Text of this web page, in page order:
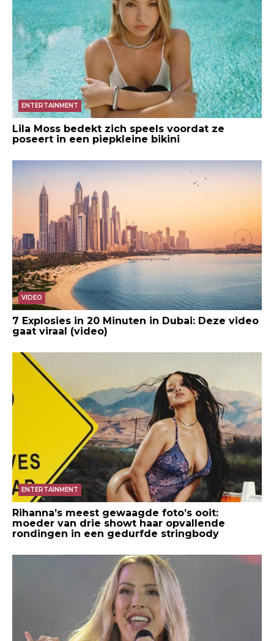
ENTERTAINMENT
Lila Moss bedekt zich speels voordat ze
poseert in een piepkleine bikini
VIDEO
7 Explosies in 20 Minuten in Dubai: Deze video
gaat viraal (video)
ENTERTAINMENT
Rihanna’s meest gewaagde foto’s ooit:
moeder van drie showt haar opvallende
rondingen in een gedurfde stringbody